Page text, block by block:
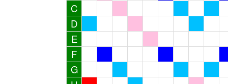
C
D
E
F
G